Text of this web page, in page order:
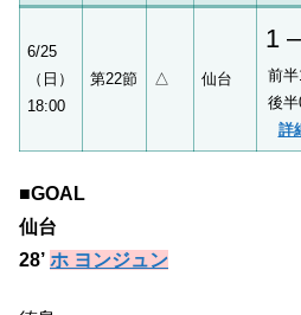
6/25
（日）
18:00
第22節 △ 仙台
1
前半
後半
詳
■GOAL
仙台
28’ ホ ヨンジュン